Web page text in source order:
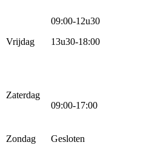
Vrijdag
09:00-12u30
13u30-18:00
Zaterdag
09:00-17:00
Zondag Gesloten